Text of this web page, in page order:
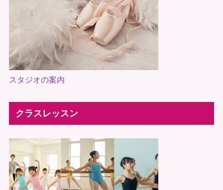
スタジオの案内
クラスレッスン